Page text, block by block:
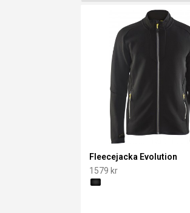
Fleecejacka Evolution
1579 kr